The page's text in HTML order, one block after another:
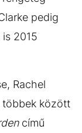
pedig
2015
Rachel
többek között
című